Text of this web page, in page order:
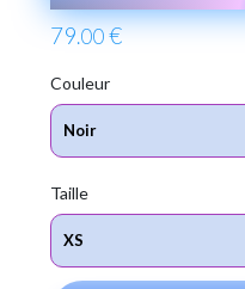
79.00 €
Couleur
Taille